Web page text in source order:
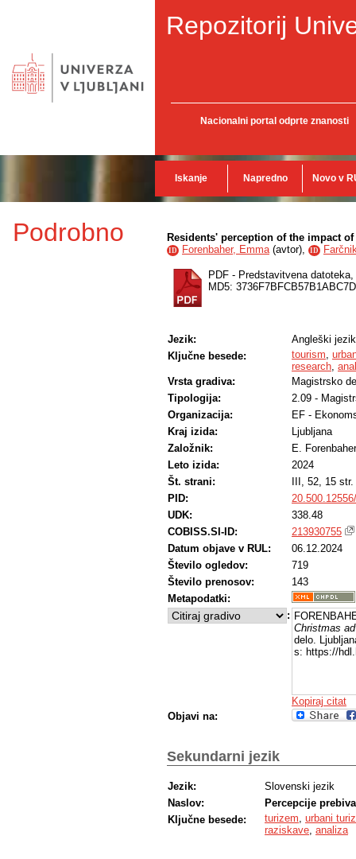
Repozitorij
Nacionalni portal odprte znanosti
Iskanje Napredno Novo v
Podrobno Residents' perception of the impact
ID Forenbaher, Emma(avtor), ID
PDF - Predstavitvena datoteka,
MD5:
Jezik:
Angleški jezik
Ključne besede:
tourism,
research,
Vrsta gradiva:
Magistrsko
Tipologija:
2.09 -
Organizacija:
EF -
Kraj izida:
Ljubljana
Založnik:
E. Forenbaher
Leto izida:
2024
Št. strani:
III, 52, 15 str.
PID:
UDK:
338.48
COBISS.SI-ID:
213930755
Datum objave v RUL:
06.12.2024
Število ogledov:
719
Število prenosov:
143
Metapodatki:
:
Christmas
delo.
s: https://
Kopiraj citat
Objavi na:
Sekundarni jezik
Jezik:
Slovenski jezik
Naslov:
Percepcije
Ključne besede:
turizem urbani
raziskave analiza